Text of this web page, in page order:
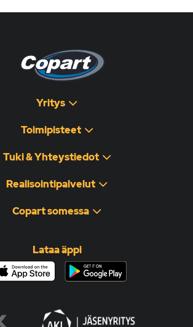
Yritys
Toimipisteet
Tuki & Yhteystiedot
Realisointipalvelut
Copart somessa
Lataa äppi